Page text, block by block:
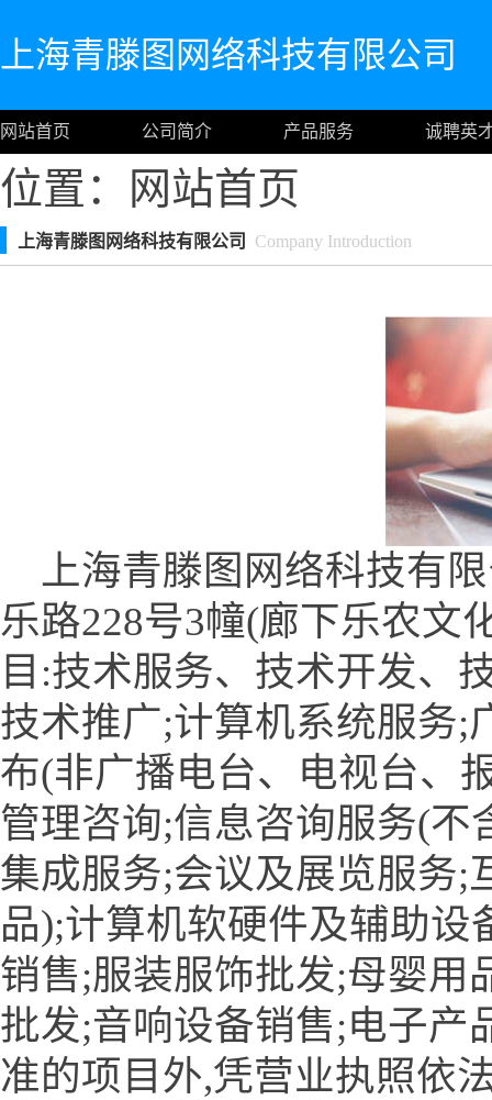
上海青滕图网络科技有限公司
网站首页 公司简介 产品服务 诚聘英
位置： 网站首页
上海青滕图网络科技有限公司 Company Introduction
上海青滕图网络科技有
乐路228号3幢(廊下乐农文
目:技术服务、技术开发、
技术推广;计算机系统服务;
布(非广播电台、电视台、
管理咨询;信息咨询服务(不
集成服务;会议及展览服务;
品);计算机软硬件及辅助
销售;服装服饰批发;母婴用
批发;音响设备销售;电子产
准的项目外,凭营业执照依